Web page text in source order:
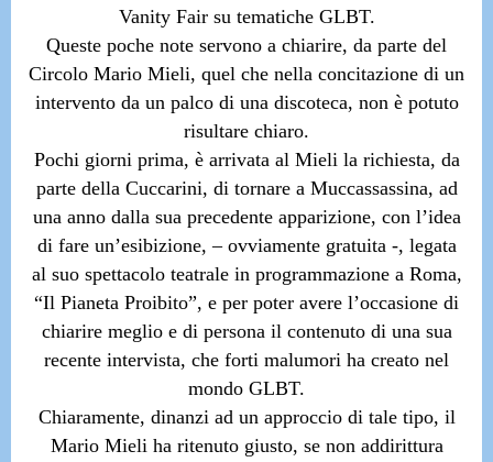
Vanity Fair su tematiche GLBT.
Queste poche note servono a chiarire, da parte del
Circolo Mario Mieli, quel che nella concitazione di un
intervento da un palco di una discoteca, non è potuto
risultare chiaro.
Pochi giorni prima, è arrivata al Mieli la richiesta, da
parte della Cuccarini, di tornare a Muccassassina, ad
una anno dalla sua precedente apparizione, con l’idea
di fare un’esibizione, – ovviamente gratuita -, legata
al suo spettacolo teatrale in programmazione a Roma,
“Il Pianeta Proibito”, e per poter avere l’occasione di
chiarire meglio e di persona il contenuto di una sua
recente intervista, che forti malumori ha creato nel
mondo GLBT.
Chiaramente, dinanzi ad un approccio di tale tipo, il
Mario Mieli ha ritenuto giusto, se non addirittura